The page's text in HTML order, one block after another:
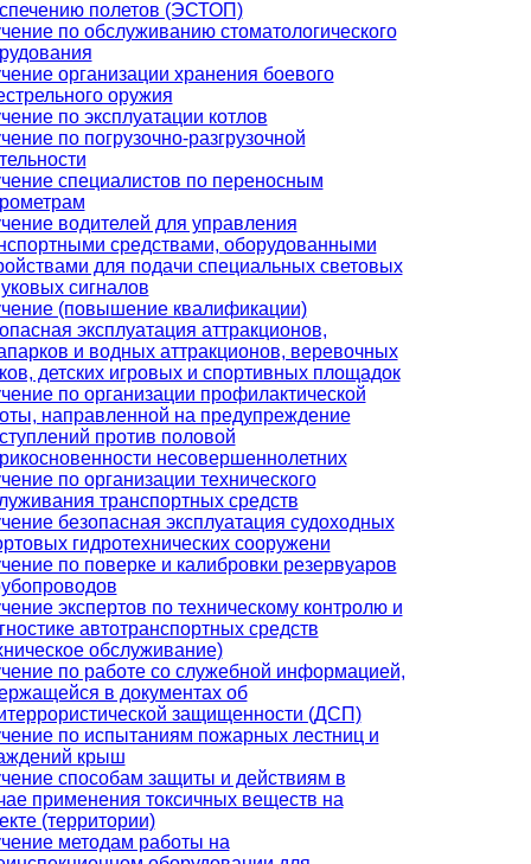
полетов (ЭСТОП)
по обслуживанию стоматологического
организации хранения боевого
оружия
по эксплуатации котлов
по погрузочно-разгрузочной
специалистов по переносным
водителей для управления
средствами, оборудованными
для подачи специальных световых
сигналов
(повышение квалификации)
эксплуатация аттракционов,
и водных аттракционов, веревочных
детских игровых и спортивных площадок
по организации профилактической
направленной на предупреждение
против половой
несовершеннолетних
по организации технического
транспортных средств
безопасная эксплуатация судоходных
гидротехнических сооружени
по поверке и калибровки резервуаров
экспертов по техническому контролю и
автотранспортных средств
обслуживание)
по работе со служебной информацией,
в документах об
защищенности (ДСП)
по испытаниям пожарных лестниц и
крыш
способам защиты и действиям в
применения токсичных веществ на
(территории)
методам работы на